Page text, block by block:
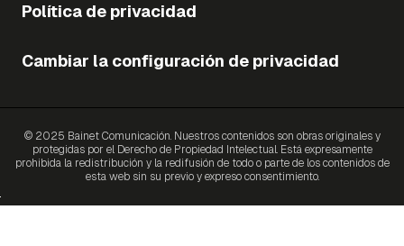
Política de privacidad
Cambiar la configuración de privacidad
© 2025 Bainet Comunicación. Nuestros contenidos son obras originales y
protegidas por el Derecho de Propiedad Intelectual. Está expresamente
prohibida la redistribución y la redifusión de todo o parte de los contenidos de
esta web sin su previo y expreso consentimiento.